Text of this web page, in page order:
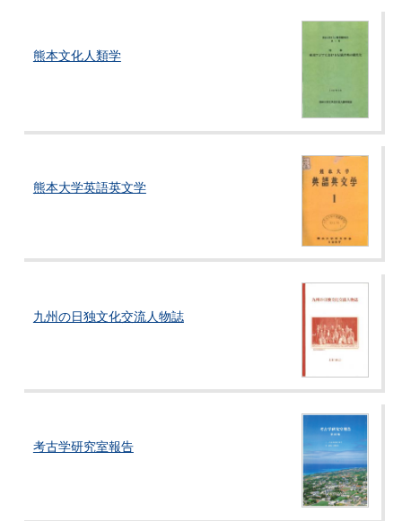
熊本文化人類学
熊本大学英語英文学
九州の日独文化交流人物誌
考古学研究室報告